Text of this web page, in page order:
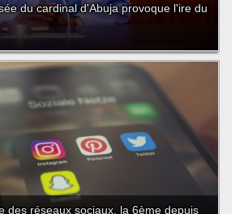
du cardinal d'Abuja provoque l'ire du
des réseaux sociaux, la 6ème depuis